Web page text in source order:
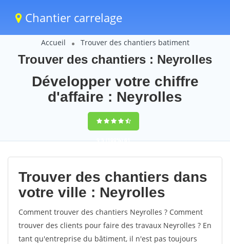
Chantier carrelage
Accueil Trouver des chantiers batiment
Trouver des chantiers : Neyrolles
Développer votre chiffre
d'affaire : Neyrolles
9,5(100%)61
votes
Trouver des chantiers dans
votre ville : Neyrolles
Comment trouver des chantiers Neyrolles ? Comment
trouver des clients pour faire des travaux Neyrolles ? En
tant qu'entreprise du bâtiment, il n'est pas toujours